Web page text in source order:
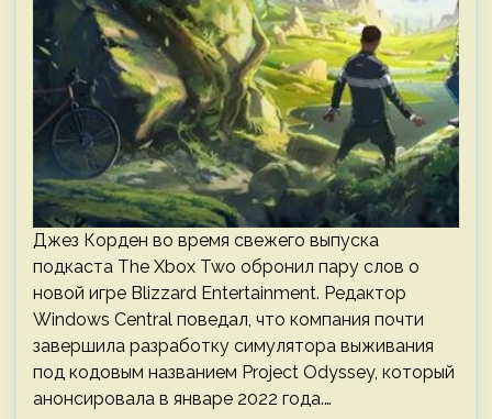
Джез Корден во время свежего выпуска
подкаста The Xbox Two обронил пару слов о
новой игре Blizzard Entertainment. Редактор
Windows Central поведал, что компания почти
завершила разработку симулятора выживания
под кодовым названием Project Odyssey, который
анонсировала в январе 2022 года.…